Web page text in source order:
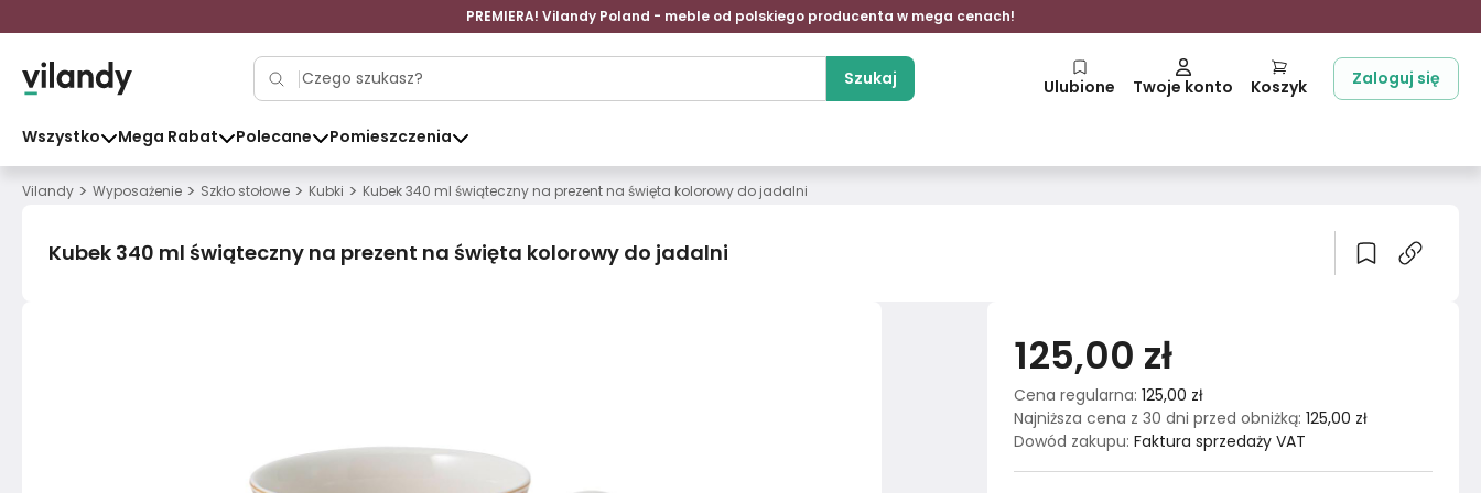
PREMIERA! Vilandy Poland - meble od polskiego producenta w mega cenach!
Szukaj Ulubione Twoje konto Koszyk Zaloguj się
Wszystko Mega Rabat Polecane Pomieszczenia
Vilandy > Wyposażenie > Szkło stołowe > Kubki > Kubek 340 ml świąteczny na prezent na święta kolorowy do jadalni
Kubek 340 ml świąteczny na prezent na święta kolorowy do jadalni
125,00 zł
Cena regularna: 125,00 zł
Najniższa cena z 30 dni przed obniżką: 125,00 zł
Dowód zakupu: Faktura sprzedaży VAT